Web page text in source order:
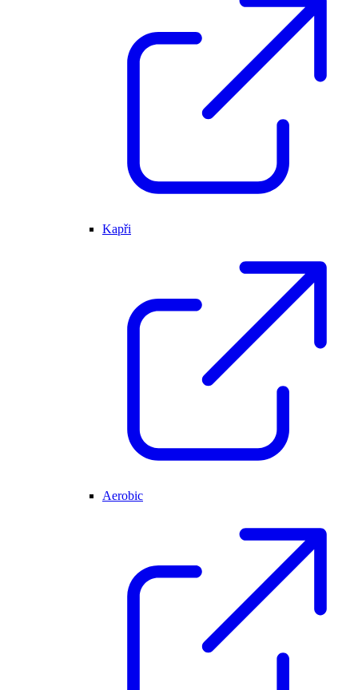
Kapři
Aerobic